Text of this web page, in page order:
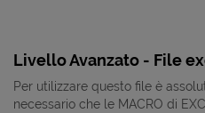
Livello Avanzato - File
Per utilizzare questo file è
necessario che le MACRO di